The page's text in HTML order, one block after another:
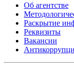
Об агентстве
Раскрытие
Реквизиты
Вакансии